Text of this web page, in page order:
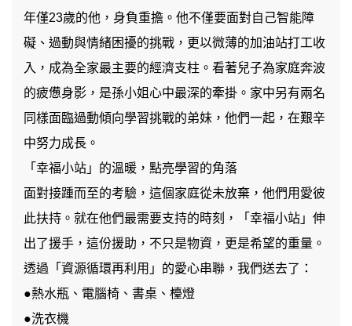
年僅23歲的他，身負重擔。他不僅要面對自己智能障
礙、過動與情緒困擾的挑戰，更以微薄的加油站打工收
入，成為全家最主要的經濟支柱。看著兒子為家庭奔波
的疲憊身影，是孫小姐心中最深的牽掛。家中另有兩名
同樣面臨過動傾向學習挑戰的弟妹，他們一起，在艱辛
中努力成長。
「幸福小站」的溫暖，點亮學習的角落
面對接踵而至的考驗，這個家庭從未放棄，他們用愛彼
此扶持。就在他們最需要支持的時刻，「幸福小站」伸
出了援手，這份援助，不只是物資，更是希望的重量。
透過「資源循環再利用」的愛心串聯，我們送去了：
●熱水瓶、電腦椅、書桌、檯燈
●洗衣機